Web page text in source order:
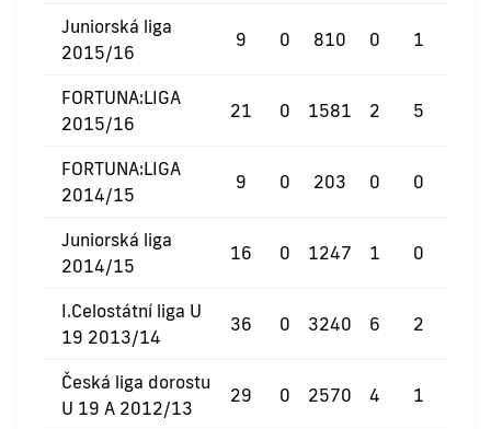
Juniorská liga
2015/16
9 0 810 0 1
FORTUNA:LIGA
2015/16
21 0 1581 2 5
FORTUNA:LIGA
2014/15
9 0 203 0 0
Juniorská liga
2014/15
16 0 1247 1 0
I.Celostátní liga U
19 2013/14
36 0 3240 6 2
Česká liga dorostu
U 19 A 2012/13
29 0 2570 4 1